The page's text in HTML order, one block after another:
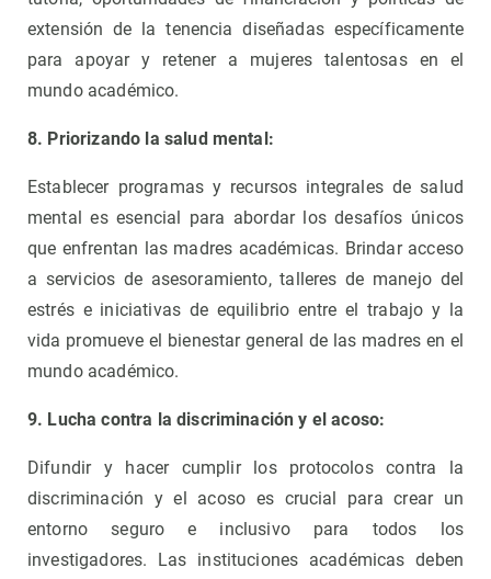
extensión de la tenencia diseñadas específicamente
para apoyar y retener a mujeres talentosas en el
mundo académico.
8. Priorizando la salud mental:
Establecer programas y recursos integrales de salud
mental es esencial para abordar los desafíos únicos
que enfrentan las madres académicas. Brindar acceso
a servicios de asesoramiento, talleres de manejo del
estrés e iniciativas de equilibrio entre el trabajo y la
vida promueve el bienestar general de las madres en el
mundo académico.
9. Lucha contra la discriminación y el acoso:
Difundir y hacer cumplir los protocolos contra la
discriminación y el acoso es crucial para crear un
entorno seguro e inclusivo para todos los
investigadores. Las instituciones académicas deben